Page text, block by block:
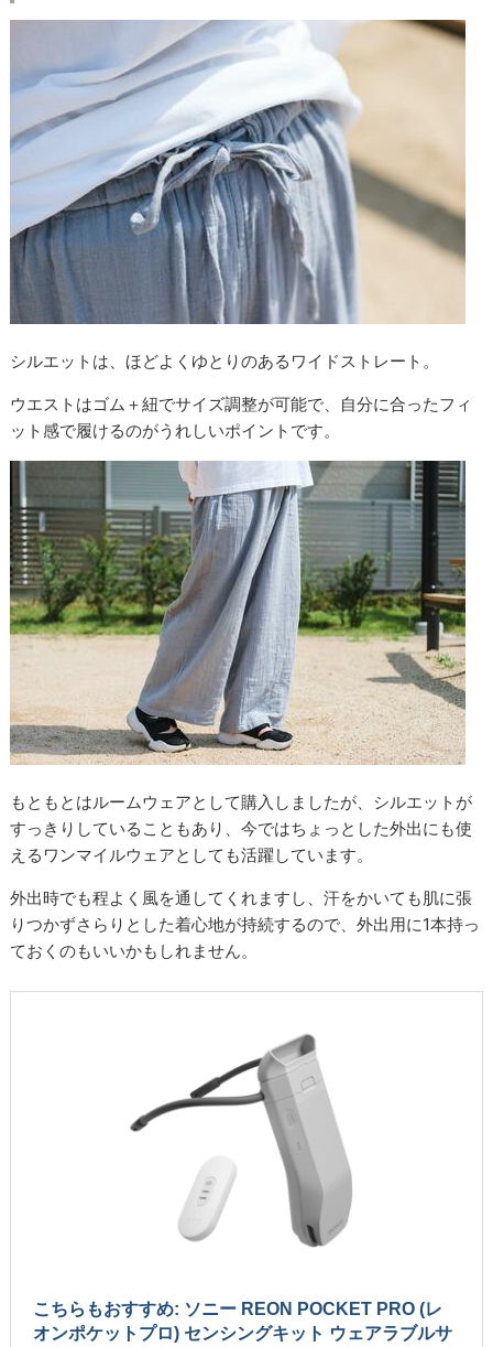
シルエットは、ほどよくゆとりのあるワイドストレート。
ウエストはゴム＋紐でサイズ調整が可能で、自分に合ったフィ
ット感で履けるのがうれしいポイントです。
もともとはルームウェアとして購入しましたが、シルエットが
すっきりしていることもあり、今ではちょっとした外出にも使
えるワンマイルウェアとしても活躍しています。
外出時でも程よく風を通してくれますし、汗をかいても肌に張
りつかずさらりとした着心地が持続するので、外出用に1本持っ
ておくのもいいかもしれません。
こちらもおすすめ: ソニー REON POCKET PRO (レ
オンポケットプロ) センシングキット ウェアラブルサ